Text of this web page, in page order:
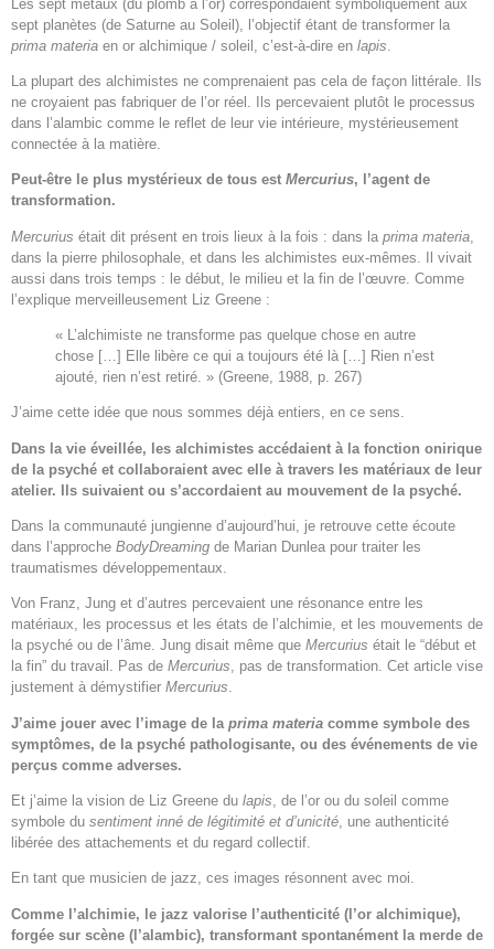
Les sept métaux (du plomb à l’or) correspondaient symboliquement aux
sept planètes (de Saturne au Soleil), l’objectif étant de transformer la
prima materia en or alchimique / soleil, c’est-à-dire en lapis
La plupart des alchimistes ne comprenaient pas cela de façon littérale. Ils
ne croyaient pas fabriquer de l’or réel. Ils percevaient plutôt le processus
dans l’alambic comme le reflet de leur vie intérieure, mystérieusement
connectée à la matière.
Peut-être le plus mystérieux de tous est Mercurius, l’agent de
transformation.
Mercurius était dit présent en trois lieux à la fois : dans la prima materia
dans la pierre philosophale, et dans les alchimistes eux-mêmes. Il vivait
aussi dans trois temps : le début, le milieu et la fin de l’œuvre. Comme
l’explique merveilleusement Liz Greene :
« L’alchimiste ne transforme pas quelque chose en autre
chose […] Elle libère ce qui a toujours été là […] Rien n’est
ajouté, rien n’est retiré. » (Greene, 1988, p. 267)
J’aime cette idée que nous sommes déjà entiers, en ce sens.
Dans la vie éveillée, les alchimistes accédaient à la fonction onirique
de la psyché et collaboraient avec elle à travers les matériaux de leur
atelier. Ils suivaient ou s’accordaient au mouvement de la psyché.
Dans la communauté jungienne d’aujourd’hui, je retrouve cette écoute
dans l’approche BodyDreaming de Marian Dunlea pour traiter les
traumatismes développementaux.
Von Franz, Jung et d’autres percevaient une résonance entre les
matériaux, les processus et les états de l’alchimie, et les mouvements de
la psyché ou de l’âme. Jung disait même que Mercurius était le “début et
la fin” du travail. Pas de Mercurius, pas de transformation. Cet article vise
justement à démystifier Mercurius.
J’aime jouer avec l’image de la prima materia comme symbole des
symptômes, de la psyché pathologisante, ou des événements de vie
perçus comme adverses.
Et j’aime la vision de Liz Greene du lapis, de l’or ou du soleil comme
symbole du sentiment inné de légitimité et d’unicité, une authenticité
libérée des attachements et du regard collectif.
En tant que musicien de jazz, ces images résonnent avec moi.
Comme l’alchimie, le jazz valorise l’authenticité (l’or alchimique),
forgée sur scène (l’alambic), transformant spontanément la merde de